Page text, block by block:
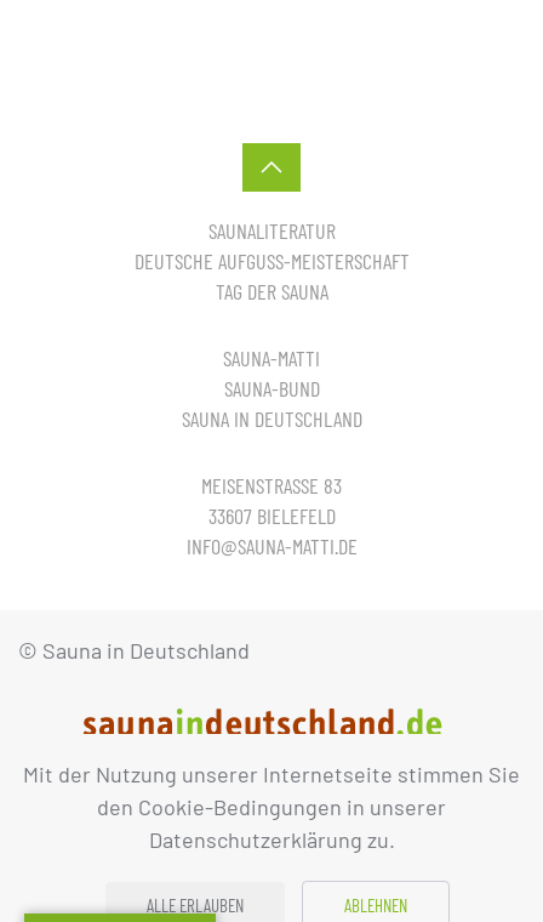
Mit der Nutzung unserer Internetseite stimmen Sie
den Cookie-Bedingungen in unserer
Datenschutzerklärung zu.
ALLE ERLAUBEN ABLEHNEN
SAUNALITERATUR
DEUTSCHE AUFGUSS-MEISTERSCHAFT
TAG DER SAUNA
SAUNA-MATTI
SAUNA-BUND
SAUNA IN DEUTSCHLAND
MEISENSTRASSE 83
33607 BIELEFELD
INFO@SAUNA-MATTI.DE
© Sauna in Deutschland
IMPRESSUM DATENSCHUTZ